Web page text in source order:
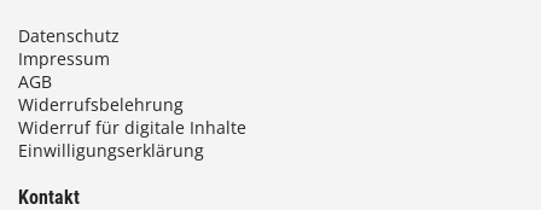
Datenschutz
Impressum
AGB
Widerrufsbelehrung
Widerruf für digitale Inhalte
Einwilligungserklärung
Kontakt